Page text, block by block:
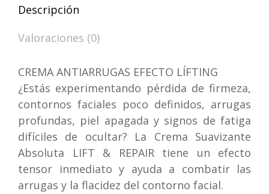
Descripción
Valoraciones (0)
CREMA ANTIARRUGAS EFECTO LÍFTING
¿Estás experimentando pérdida de firmeza,
contornos faciales poco definidos, arrugas
profundas, piel apagada y signos de fatiga
difíciles de ocultar? La Crema Suavizante
Absoluta LIFT & REPAIR tiene un efecto
tensor inmediato y ayuda a combatir las
arrugas y la flacidez del contorno facial.